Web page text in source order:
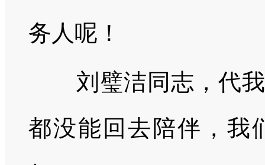
务人呢！
刘璧洁同志，代我
都没能回去陪伴，我